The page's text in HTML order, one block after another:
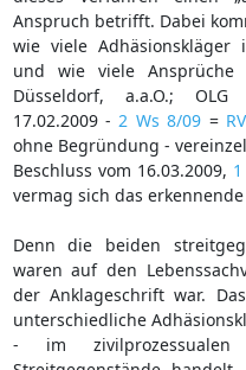
Anspruch betrifft. Dabei
wie viele Adhäsionskläger
und wie viele Ansprüche
Düsseldorf, a.a.O.;
17.02.2009 - 2 Ws 8/09 =
ohne Begründung -
Beschluss vom 16.03.2009,
vermag sich das
Denn die beiden
waren auf den
der Anklageschrift war.
unterschiedliche
- im zivilprozessualen